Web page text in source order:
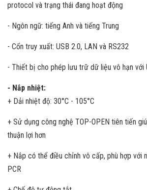
protocol và trạng thái đang hoạt động
- Ngôn ngữ: tiếng Anh và tiếng Trung
- Cổn truy xuất: USB 2.0, LAN và RS232
- Thiết bị cho phép lưu trữ dữ liệu vô hạn với
- Nắp nhiệt:
+ Dải nhiệt độ: 30°C - 105°C
+ Sử dụng công nghệ TOP-OPEN tiên tiến
thuận lợi hơn
+ Nắp có thể điều chỉnh vô cấp, phù hợp với
PCR